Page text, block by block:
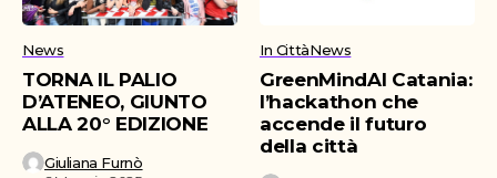
News
TORNA IL PALIO
D’ATENEO, GIUNTO
ALLA 20° EDIZIONE
Giuliana Furnò
In CittàNews
GreenMindAI Catania:
l’hackathon che
accende il futuro
della città